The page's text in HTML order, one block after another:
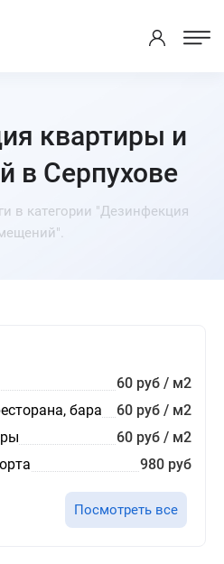
квартиры и
в Серпухове
в категории "Дезинфекция
60 руб / м2
бара
60 руб / м2
60 руб / м2
980 руб
Посмотреть все